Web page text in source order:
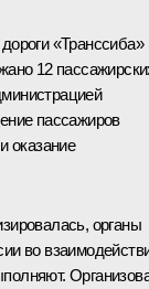
«Транссиба»
12
пассажиров
оказание
органы
во